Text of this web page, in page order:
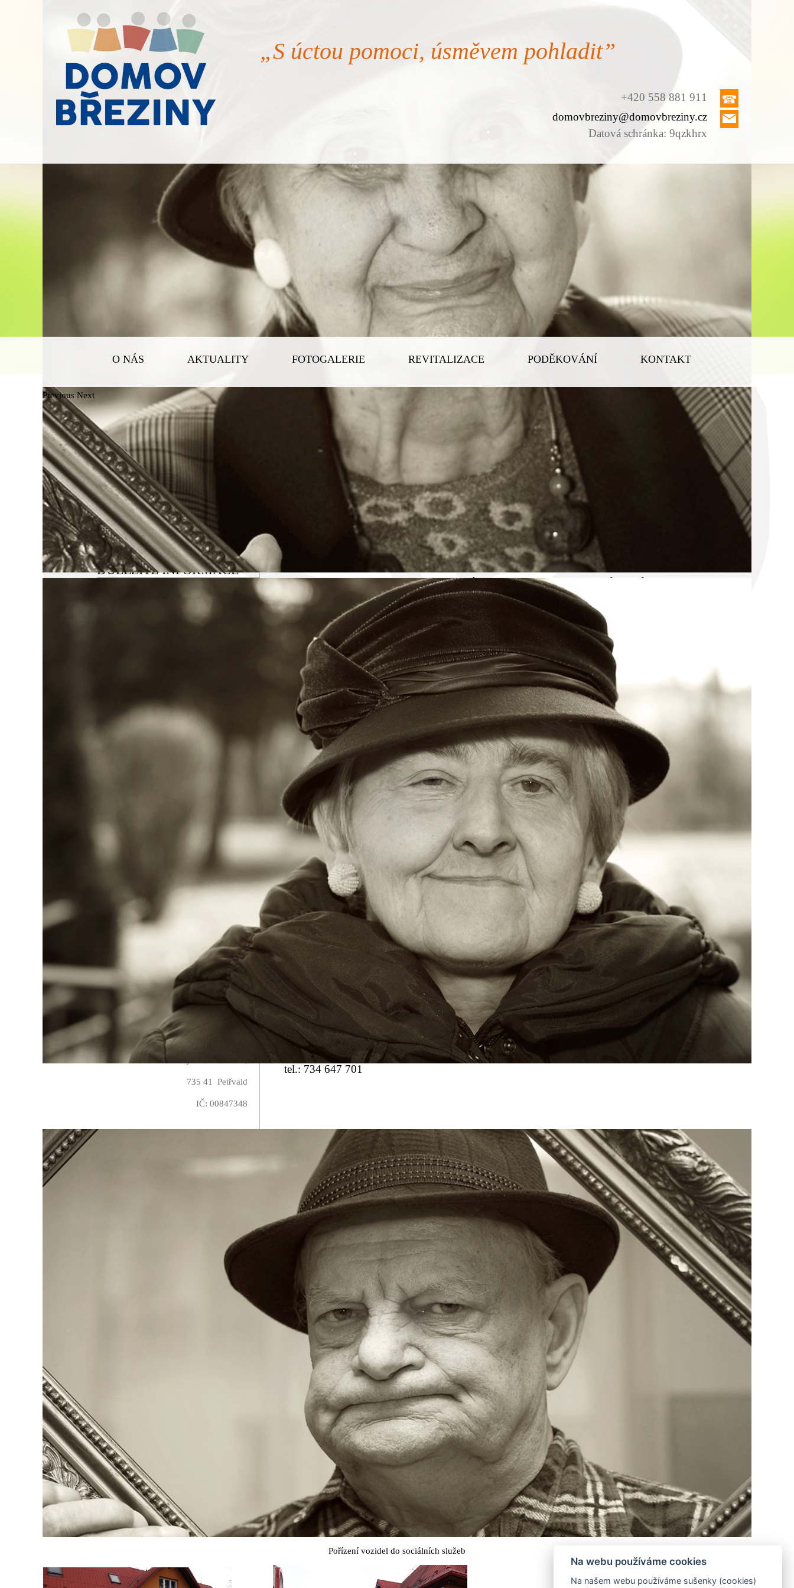
„S úctou pomoci, úsměvem pohladit”
+420 558 881 911
domovbreziny@domovbreziny.cz
Datová schránka: 9qzkhrx
Pořízení vozidel do sociálních služeb
Previous Next
ONÁS AKTUALITY FOTOGALERIE REVITALIZACE PODĚKOVÁNÍ KONTAKT
DŮLEŽITÉ INFORMACE
VEŘEJNÝZÁVAZEK
DOKUMENTYKE STAŽENÍ
OCHRANA OSOBNÍCH
SLUŽEB
+420 558 881 911
domovbreziny@domovbreziny.cz
Datová schránka : 9qzkhrx
DOMOV BŘEZINY, p.o.
735 41 Petřvald
IČ: 00847348
OCHRANA OSOBNÍCH ÚDAJŮ - GDPR
Ochrana osobních údajů - informace o zpracování osobních údajů
Domov Březiny, příspěvková organizace, se sídlem Rychvaldská 531, 735 41 Petřvald, IČ:
00847348 jako správce osobních údajů (dále jen "správce") v souladu s ustanovením čl. 13
a následujících Nařízení Evropského parlamentu a Rady č. 2016/679 ze dne 27. 4. 2016
o ochraně fyzických osob v souvislosti se zpracováním osobních údajů a o volném pohybu
těchto údajů a o zrušení směrnice 95/46/ES (dále jen "obecné nařízení o ochraně osobních
údajů"), informuje o základních zásadách a principech na základě kterých zpracovává osobní
Informace o zpracování osobních údajů, účelu, kategoriích subjektů údajů a době jejich
uchování
Osobní údaje Domov Březiny zpracovává pouze po nezbytnou dobu, která je individuální
pro jednotlivé účely zpracování.
Pokud Domov Březiny zpracovává vaše osobní údaje, máte právo:
požadovat od Domova Březiny informaci o zpracování vašich osobních údajů;
požadovat umožnění přístupu k vašim osobním údajům zpracovávaných Domovem
Březiny;
požadovat opravu nepřesných osobních údajů (pokud se domníváte, že vaše osobní
údaje zpracovávané Domovem Březiny jsou nepřesné);
požadovat vymazání vašich osobních údajů zpracovávaných Domovem Březiny,
popřípadě požadovat omezení jejich zpracování v souladu s příslušným právním
základem pro zpracování osobních údajů;
vznést námitku proti zpracování osobních údajů Domovem Březiny;
požadovat přenositelnost osobních údajů, které jste poskytl (poskytla) Domovu Březiny;
podat stížnost dozorovému orgánu.
Pokud je zpracování vašich osobních údajů podmíněno vašim předchozím souhlasem se
zpracováním, máte právo souhlas odvolat. Tím však není dotčena zákonnost zpracování
vycházejícího ze souhlasu, který byl dán před jeho odvoláním.
Svá práva vůči Domovu Březiny uplatňujte cestou pověřence pro ochranu osobních údajů.
Pověřenec pro ochranu osobních údajů:
Moore Advisory CZ s.r.o.
se sídlem: Karolinská 661/4, Karlín, 186 00 Praha 8
IČO: 09692142
datová schránka: q4hs4wu
kontaktní osoba: Ing. Petr Štětka
e-mail: petr.stetka@moore-czech.cz
tel.: 734 647 701
ZPRÁVY VOLNÁ PRACOVNÍ MÍSTA DOBROVOLNICTVÍ ODBORNÁ
PROHLÁŠENÍO PŘÍSTUPNOSTI
© Domov Březiny, vytvořileABM s.r.o.
Na webu používáme cookies
Na našem webu používáme sušenky (cookies)